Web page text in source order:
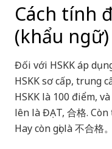
Cách tính
(khẩu ngữ)
Đối với HSKK áp
HSKK sơ cấp, trung
HSKK là 100 điểm,
lên là ĐẠT, 合格.
Hay còn gọi là 不合格。